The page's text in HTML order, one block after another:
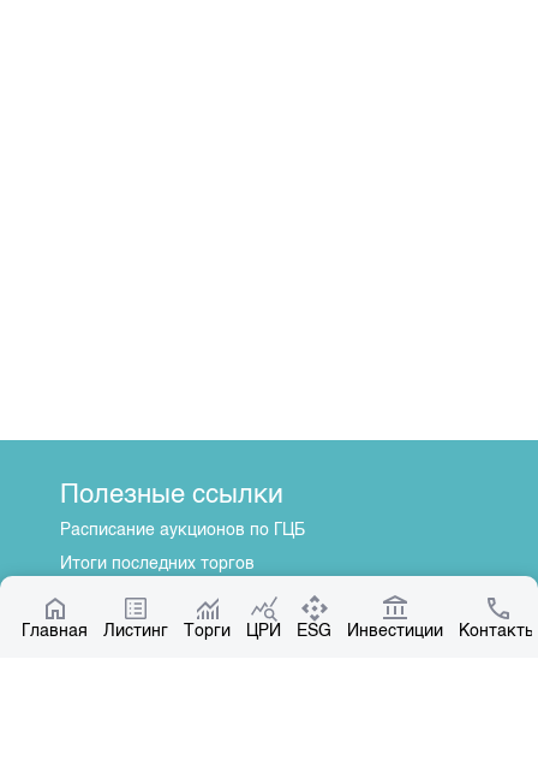
Главная Листинг Торги ЦРИ ESG Инвестиции Контакты
Полезные ссылки
Расписание аукционов по ГЦБ
Итоги последних торгов
Котировки по ЦБ
Центр раскрытия информации